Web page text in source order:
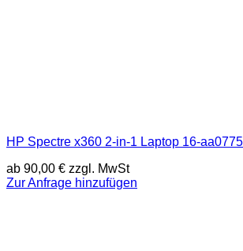
HP Spectre x360 2-in-1 Laptop 16-
ab 90,00 € zzgl. MwSt
Zur Anfrage hinzufügen